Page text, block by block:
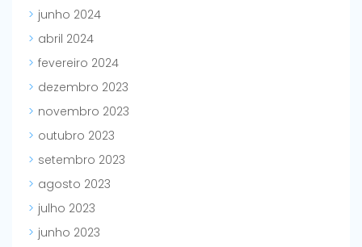
junho 2024
abril 2024
fevereiro 2024
dezembro 2023
novembro 2023
outubro 2023
setembro 2023
agosto 2023
julho 2023
junho 2023